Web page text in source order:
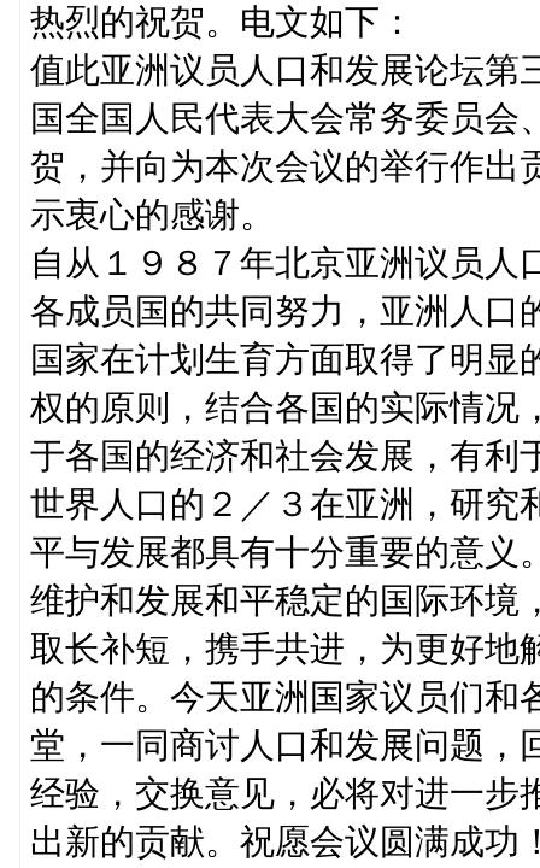
热烈的祝贺。电文如下：
值此亚洲议员人口和发展论坛第
国全国人民代表大会常务委员
贺，并向为本次会议的举行作出
示衷心的感谢。
自从１９８７年北京亚洲议员
各成员国的共同努力，亚洲人口
国家在计划生育方面取得了明
权的原则，结合各国的实际情况
于各国的经济和社会发展，有利
世界人口的２／３在亚洲，研究
平与发展都具有十分重要的意义
维护和发展和平稳定的国际环境
取长补短，携手共进，为更好地
的条件。今天亚洲国家议员们和
堂，一同商讨人口和发展问题，
经验，交换意见，必将对进一步
出新的贡献。祝愿会议圆满成功